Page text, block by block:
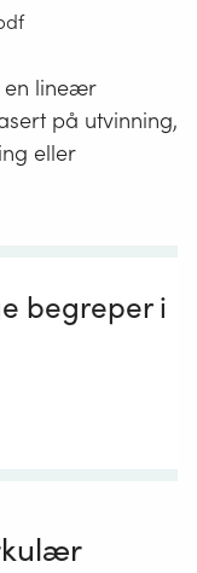
en lineær
på utvinning,
eller
begreper i
brukes
igjen av